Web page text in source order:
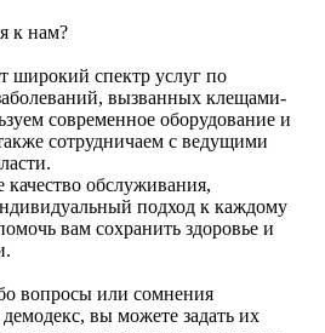
к нам?
широкий спектр услуг по
вызванных клещами-
современное оборудование и
сотрудничаем с ведущими
обслуживания,
подход к каждому
вам сохранить здоровье и
вопросы или сомнения
вы можете задать их